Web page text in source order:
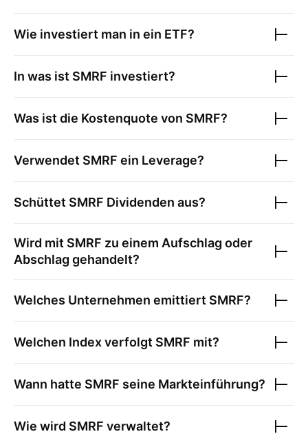
Wie investiert man in ein ETF?
In was ist SMRF investiert?
Was ist die Kostenquote von SMRF?
Verwendet SMRF ein Leverage?
Schüttet SMRF Dividenden aus?
Wird mit SMRF zu einem Aufschlag oder
Abschlag gehandelt?
Welches Unternehmen emittiert SMRF?
Welchen Index verfolgt SMRF mit?
Wann hatte SMRF seine Markteinführung?
Wie wird SMRF verwaltet?